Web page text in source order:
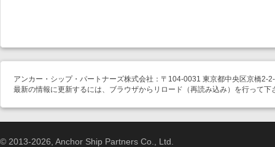
アンカー・シップ・パートナーズ株式会社：〒104-0031 東京都中央区京橋2-
最新の情報に更新するには、ブラウザからリロード（再読み込み）を行って下
© 2013-2026, Anchor Ship Partners Co., Ltd.